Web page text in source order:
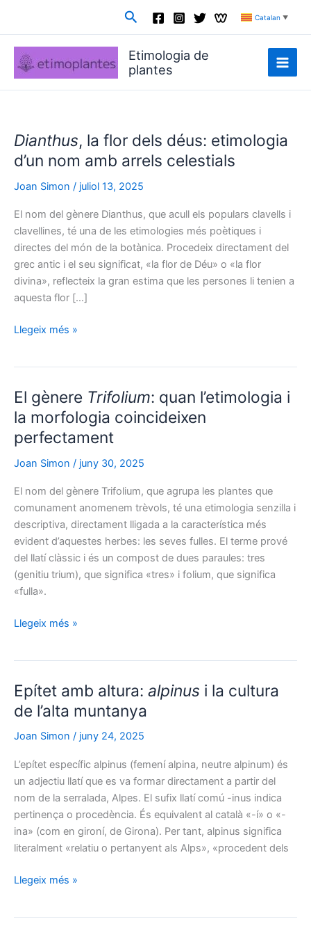
Cerca Catalan ▼
Etimologia de
plantes
Dianthus, la flor dels déus: etimologia
d’un nom amb arrels celestials
Joan Simon / juliol 13, 2025
El nom del gènere Dianthus, que acull els populars clavells i
clavellines, té una de les etimologies més poètiques i
directes del món de la botànica. Procedeix directament del
grec antic i el seu significat, «la flor de Déu» o «la flor
divina», reflecteix la gran estima que les persones li tenien a
aquesta flor […]
Dianthus,
déus:
etimologia
nom
amb
celestials
Llegeix més »
El gènere Trifolium: quan l’etimologia i
la morfologia coincideixen
perfectament
Joan Simon / juny 30, 2025
El nom del gènere Trifolium, que agrupa les plantes que
comunament anomenem trèvols, té una etimologia senzilla i
descriptiva, directament lligada a la característica més
evident d’aquestes herbes: les seves fulles. El terme prové
del llatí clàssic i és un compost de dues paraules: tres
(genitiu trium), que significa «tres» i folium, que significa
«fulla».
El
l’etimologia
morfologia
perfectament
Llegeix més »
Epítet amb altura: alpinus i la cultura
de l’alta muntanya
Joan Simon / juny 24, 2025
L’epítet específic alpinus (femení alpina, neutre alpinum) és
un adjectiu llatí que es va formar directament a partir del
nom de la serralada, Alpes. El sufix llatí comú -inus indica
pertinença o procedència. És equivalent al català «-í» o «-
ina» (com en gironí, de Girona). Per tant, alpinus significa
literalment «relatiu o pertanyent als Alps», «procedent dels
Epítet
Llegeix més »